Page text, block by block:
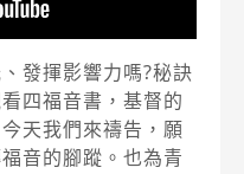
發揮影響力嗎?秘訣
四福音書，基督的
天我們來禱告，願
音的腳蹤。也為青